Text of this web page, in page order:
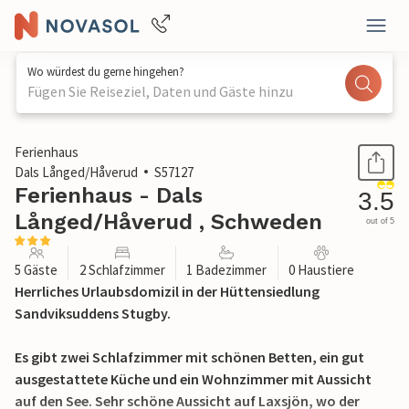
Wo würdest du gerne hingehen?
Fügen Sie Reiseziel, Daten und Gäste hinzu
1 / 16
Ferienhaus
Dals Långed/Håverud
S57127
Ferienhaus - Dals
Långed/Håverud , Schweden
3.5
out of 5
5 Gäste 2 Schlafzimmer 1 Badezimmer 0 Haustiere
Herrliches Urlaubsdomizil in der Hüttensiedlung
Sandviksuddens Stugby.
Es gibt zwei Schlafzimmer mit schönen Betten, ein gut
ausgestattete Küche und ein Wohnzimmer mit Aussicht
auf den See. Sehr schöne Aussicht auf Laxsjön, wo der